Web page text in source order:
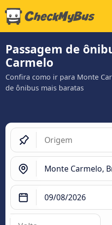
Passagem de
Carmelo
Confira como ir para Monte
de ônibus mais baratas